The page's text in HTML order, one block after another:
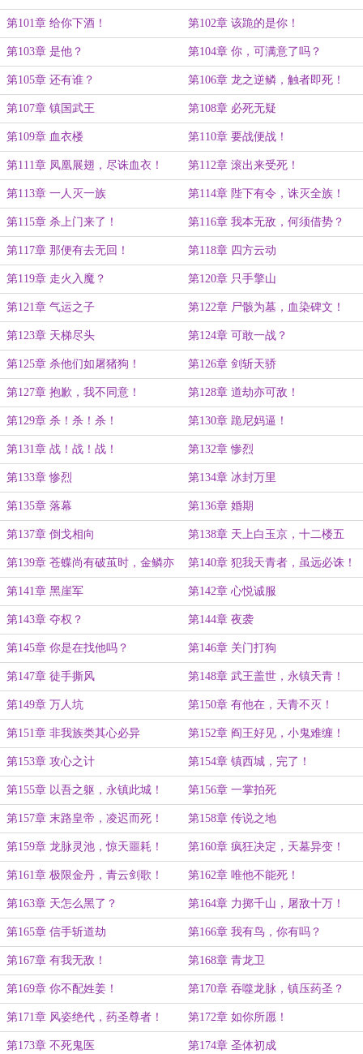
第101章 给你下酒！ 第102章 该跪的是你！
第103章 是他？ 第104章 你，可满意了吗？
第105章 还有谁？ 第106章 龙之逆鳞，触者即死！
第107章 镇国武王 第108章 必死无疑
第109章 血衣楼 第110章 要战便战！
第111章 凤凰展翅，尽诛血衣！ 第112章 滚出来受死！
第113章 一人灭一族 第114章 陛下有令，诛灭全族！
第115章 杀上门来了！ 第116章 我本无敌，何须借势？
第117章 那便有去无回！ 第118章 四方云动
第119章 走火入魔？ 第120章 只手擎山
第121章 气运之子 第122章 尸骸为墓，血染碑文！
第123章 天梯尽头 第124章 可敢一战？
第125章 杀他们如屠猪狗！ 第126章 剑斩天骄
第127章 抱歉，我不同意！ 第128章 道劫亦可敌！
第129章 杀！杀！杀！ 第130章 跪尼妈逼！
第131章 战！战！战！ 第132章 惨烈
第133章 惨烈 第134章 冰封万里
第135章 落幕 第136章 婚期
第137章 倒戈相向 第138章 天上白玉京，十二楼五
城！
第139章 苍蝶尚有破茧时，金鳞亦
有化龙日！
第140章 犯我天青者，虽远必诛！
第141章 黑崖军 第142章 心悦诚服
第143章 夺权？ 第144章 夜袭
第145章 你是在找他吗？ 第146章 关门打狗
第147章 徒手撕风 第148章 武王盖世，永镇天青！
第149章 万人坑 第150章 有他在，天青不灭！
第151章 非我族类其心必异 第152章 阎王好见，小鬼难缠！
第153章 攻心之计 第154章 镇西城，完了！
第155章 以吾之躯，永镇此城！ 第156章 一掌拍死
第157章 末路皇帝，凌迟而死！ 第158章 传说之地
第159章 龙脉灵池，惊天噩耗！ 第160章 疯狂决定，天墓异变！
第161章 极限金丹，青云剑歌！ 第162章 唯他不能死！
第163章 天怎么黑了？ 第164章 力掷千山，屠敌十万！
第165章 信手斩道劫 第166章 我有鸟，你有吗？
第167章 有我无敌！ 第168章 青龙卫
第169章 你不配姓姜！ 第170章 吞噬龙脉，镇压药圣？
第171章 风姿绝代，药圣尊者！ 第172章 如你所愿！
第173章 不死鬼医 第174章 圣体初成